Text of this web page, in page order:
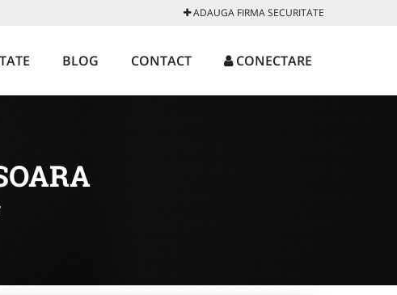
ADAUGA FIRMA SECURITATE
BLOG CONTACT CONECTARE